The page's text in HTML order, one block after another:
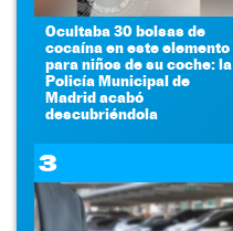
Ocultaba 30 bolsas de
cocaína en este elemento
para niños de su coche: la
Policía Municipal de
Madrid acabó
descubriéndola
3